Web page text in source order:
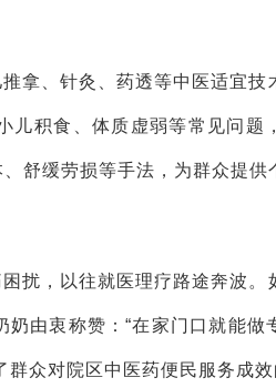
拿、针灸、药透等中医适宜技
儿积食、体质虚弱等常见问题
舒缓劳损等手法，为群众提供
扰，以往就医理疗路途奔波。
由衷称赞：“在家门口就能做
众对院区中医药便民服务成效